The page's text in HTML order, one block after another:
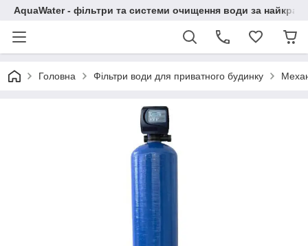
AquaWater - фільтри та системи очищення води за
Головна Фільтри води для приватного будинку